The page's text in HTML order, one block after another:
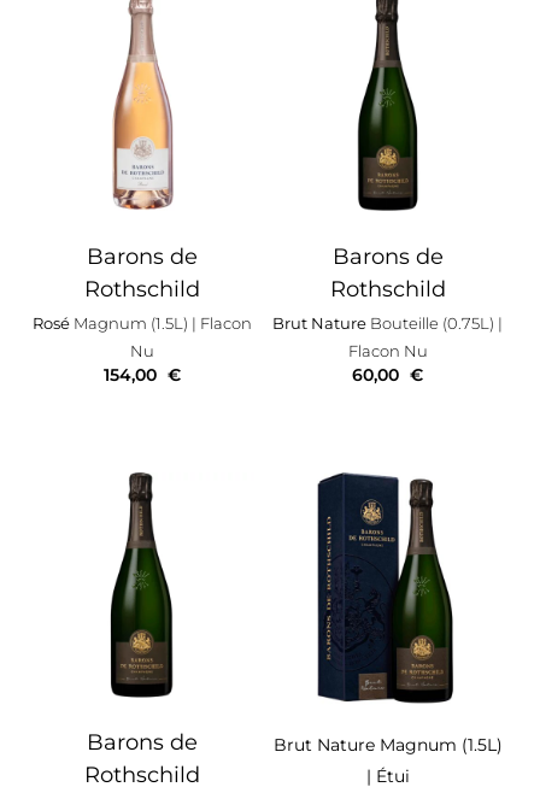
Barons de
Rothschild
Rosé Magnum (1.5L) | Flacon
Nu
154,00 €
Barons de
Rothschild
Brut Nature Bouteille (0.75L) |
Flacon Nu
60,00 €
Barons de
Rothschild
Brut NatureMagnum (1.5L)
| Étui